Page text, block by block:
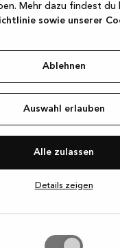
Mehr dazu findest du
sowie unserer
Ablehnen
Auswahl erlauben
Alle zulassen
Details zeigen
(see the browser
information)